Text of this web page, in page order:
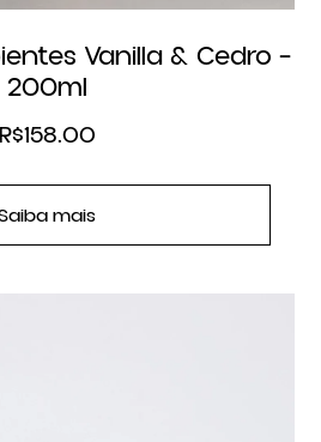
Vanilla & Cedro –
200ml
R$158.00
mais